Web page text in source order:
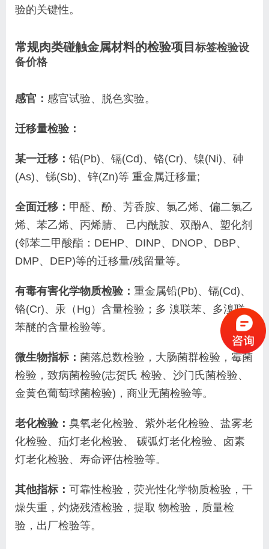
验的关键性。
常规肉类碰触金属材料的检验项目 标签检验设
备价格
感官： 感官试验、脱色实验。
迁移量检验：
某一迁移： 铅(Pb)、镉(Cd)、铬(Cr)、镍(Ni)、砷
(As)、锑(Sb)、锌(Zn)等 重金属迁移量;
全面迁移： 甲醛、酚、芳香胺、氯乙烯、偏二氯乙
烯、苯乙烯、丙烯腈、 己内酰胺、双酚A、塑化剂
(邻苯二甲酸酯：DEHP、DINP、DNOP、DBP、
DMP、DEP)等的迁移量/残留量等。
有毒有害化学物质检验： 重金属铅(Pb)、镉(Cd)、
铬(Cr)、汞（Hg）含量检验；多 溴联苯、多溴联
苯醚的含量检验等。
微生物指标： 菌落总数检验，大肠菌群检验，霉菌
检验，致病菌检验(志贺氏 检验、沙门氏菌检验、
金黄色葡萄球菌检验)，商业无菌检验等。
老化检验： 臭氧老化检验、紫外老化检验、盐雾老
化检验、疝灯老化检验、 碳弧灯老化检验、卤素
灯老化检验、寿命评估检验等。
其他指标： 可靠性检验，荧光性化学物质检验，干
燥失重，灼烧残渣检验，提取 物检验 ，质量检
验，出厂检验等。